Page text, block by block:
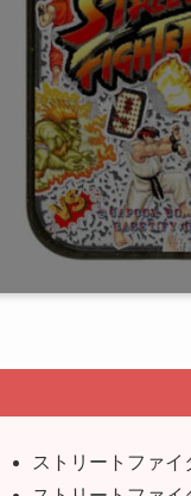
ストリートファイ